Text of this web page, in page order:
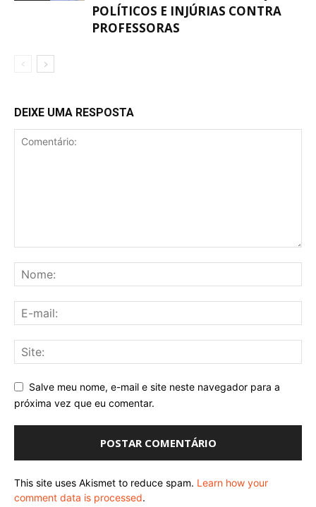
POLÍTICOS E INJÚRIAS CONTRA
PROFESSORAS
DEIXE UMA RESPOSTA
Salve meu nome, e-mail e site neste navegador para a
próxima vez que eu comentar.
This site uses Akismet to reduce spam. Learn how your
comment data is processed.